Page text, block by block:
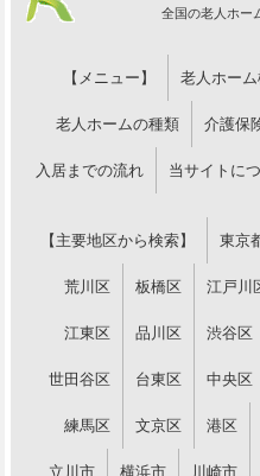
全国の老人ホー
【メニュー】 老人ホー
老人ホームの種類 介護保
入居までの流れ 当サイトに
【主要地区から検索】 東京
荒川区 板橋区 江戸川
江東区 品川区 渋谷区
世田谷区 台東区 中央区
練馬区 文京区 港区
立川市 横浜市 川崎市